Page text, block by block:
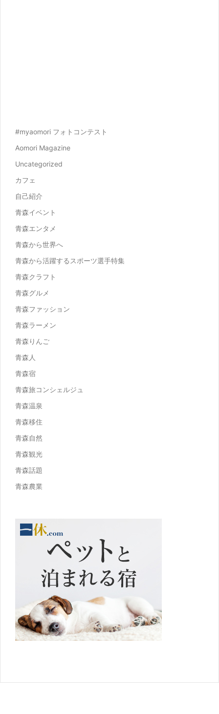
#myaomori フォトコンテスト
Aomori Magazine
Uncategorized
カフェ
自己紹介
青森イベント
青森エンタメ
青森から世界へ
青森から活躍するスポーツ選手特集
青森クラフト
青森グルメ
青森ファッション
青森ラーメン
青森りんご
青森人
青森宿
青森旅コンシェルジュ
青森温泉
青森移住
青森自然
青森観光
青森話題
青森農業